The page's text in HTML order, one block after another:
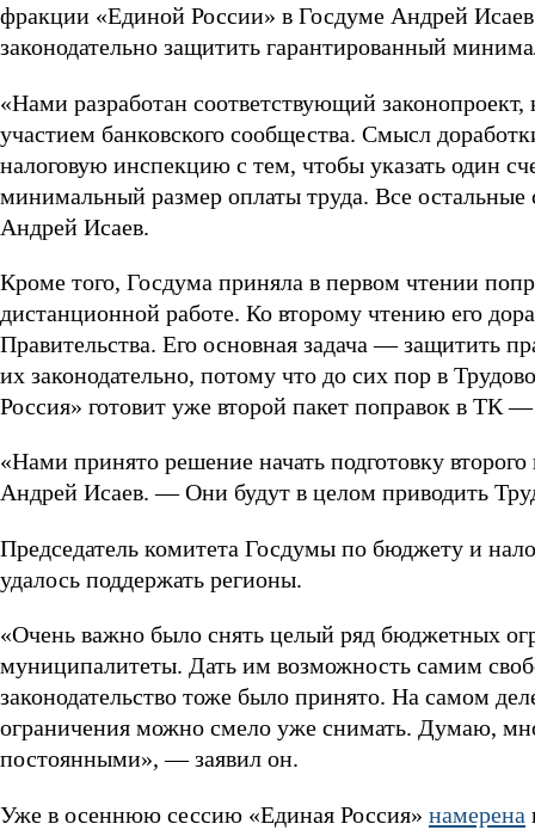
фракции «Единой России» в Госдуме Андрей
законодательно защитить гарантированный
«Нами разработан соответствующий
участием банковского сообщества. Смысл
налоговую инспекцию с тем, чтобы указать один
минимальный размер оплаты труда. Все
Андрей Исаев.
Кроме того, Госдума приняла в первом чтении
дистанционной работе. Ко второму чтению его
Правительства. Его основная задача — защитить
их законодательно, потому что до сих пор в
Россия» готовит уже второй пакет поправок в
«Нами принято решение начать подготовку
Андрей Исаев. — Они будут в целом приводить
Председатель комитета Госдумы по бюджету и
удалось поддержать регионы.
«Очень важно было снять целый ряд бюджетных
муниципалитеты. Дать им возможность самим
законодательство тоже было принято. На самом
ограничения можно смело уже снимать. Думаю,
постоянными», — заявил он.
Уже в осеннюю сессию «Единая Россия» намерена